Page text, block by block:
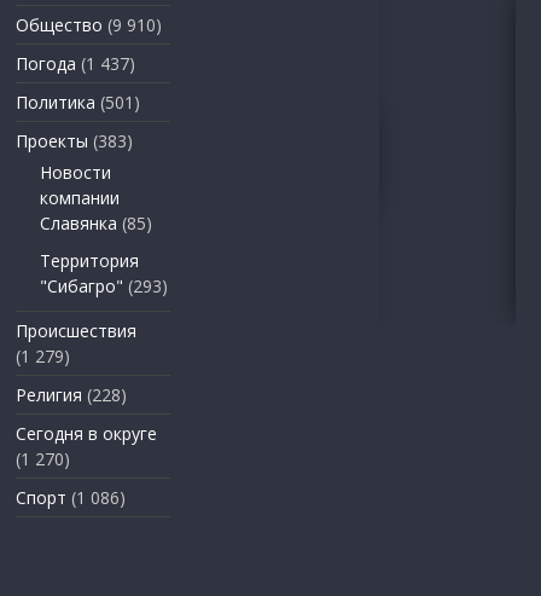
Общество (9 910)
Погода (1 437)
Политика (501)
Проекты (383)
Новости
компании
Славянка (85)
Территория
"Сибагро" (293)
Происшествия
(1 279)
Религия (228)
Сегодня в округе
(1 270)
Спорт (1 086)